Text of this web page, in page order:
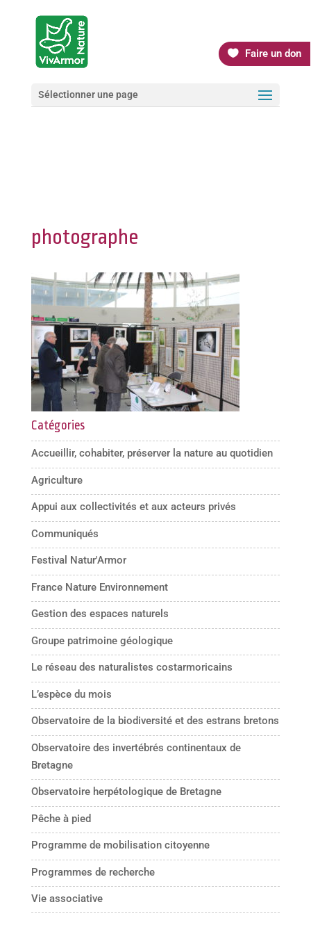
Faire un don
Sélectionner une page
photographe
Catégories
Accueillir, cohabiter, préserver la nature au quotidien
Agriculture
Appui aux collectivités et aux acteurs privés
Communiqués
Festival Natur'Armor
France Nature Environnement
Gestion des espaces naturels
Groupe patrimoine géologique
Le réseau des naturalistes costarmoricains
L’espèce du mois
Observatoire de la biodiversité et des estrans bretons
Observatoire des invertébrés continentaux de
Bretagne
Observatoire herpétologique de Bretagne
Pêche à pied
Programme de mobilisation citoyenne
Programmes de recherche
Vie associative